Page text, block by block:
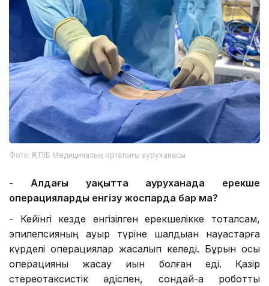
Фото: ҚР ПІБ Медициналық орталығы ауруханасы
- Алдағы уақытта ауруханада ерекше
операцияларды енгізу жоспарда бар ма?
- Кейінгі кезде енгізілген ерекшелікке тоқталсам,
эпилепсияның ауыр түріне шалдыққан науқастарға
күрделі операциялар жасалып келеді. Бұрын осы
операцияны жасау қиын болған еді. Қазір
стереотаксистік әдіспен, сондай-ақ роботты